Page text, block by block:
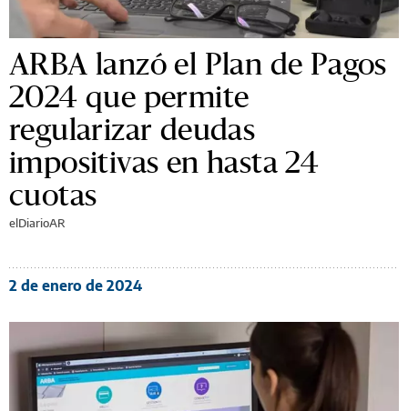
ARBA lanzó el Plan de Pagos
2024 que permite
regularizar deudas
impositivas en hasta 24
cuotas
elDiarioAR
2 de enero de 2024